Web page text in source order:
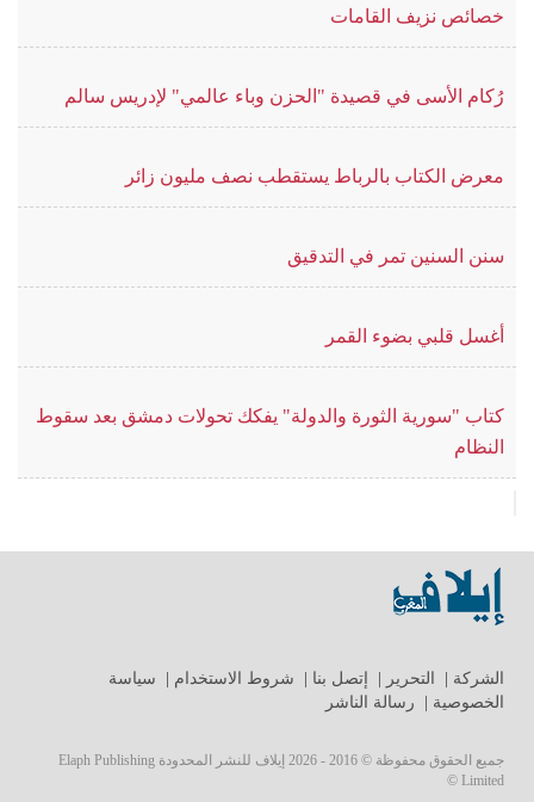
خصائص نزيف القامات
رُكام الأسى في قصيدة "الحزن وباء عالمي" لإدريس سالم
معرض الكتاب بالرباط يستقطب نصف مليون زائر
سنن السنين تمر في التدقيق
أغسل قلبي بضوء القمر
كتاب "سورية الثورة والدولة" يفكك تحولات دمشق بعد سقوط
النظام
الشركة التحرير إتصل بنا شروط الاستخدام
سياسة
الخصوصية
رسالة الناشر
جميع الحقوق محفوظة © 2016 - 2026 إيلاف للنشر المحدودة Elaph Publishing
Limited ©